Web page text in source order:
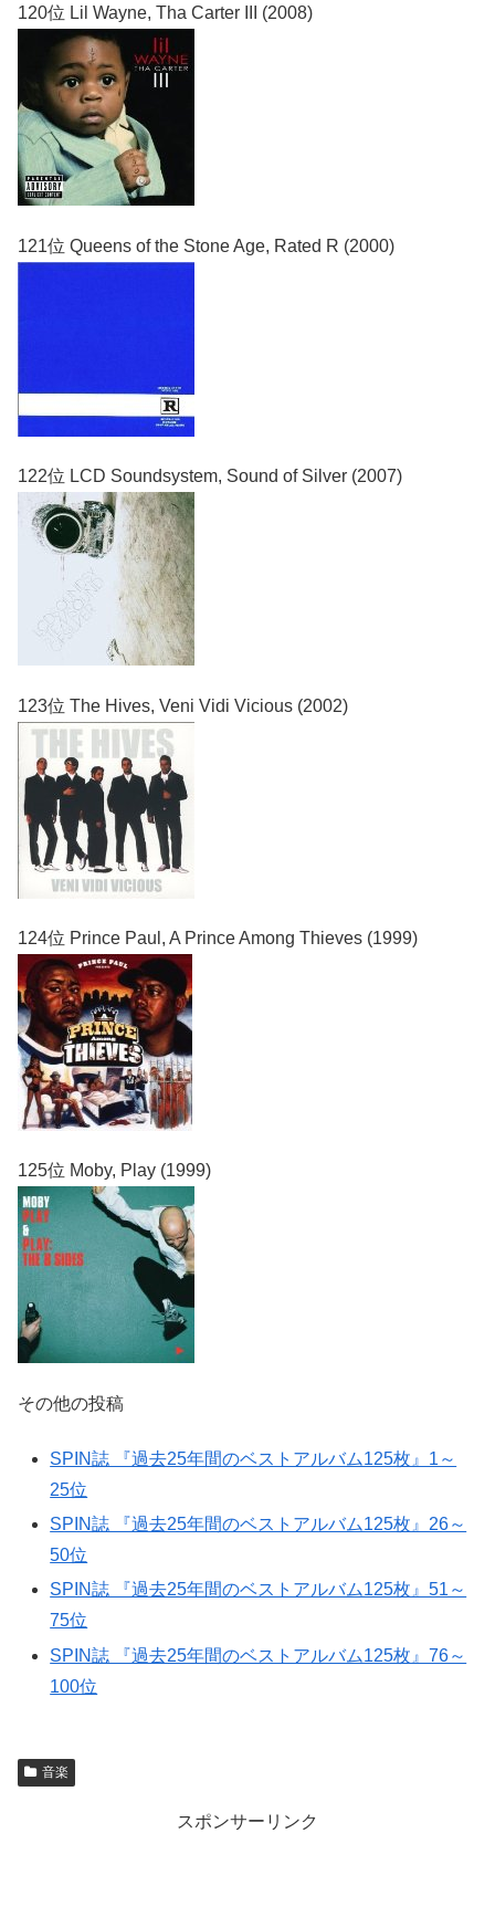
120位 Lil Wayne, Tha Carter III (2008)
121位 Queens of the Stone Age, Rated R (2000)
122位 LCD Soundsystem, Sound of Silver (2007)
123位 The Hives, Veni Vidi Vicious (2002)
124位 Prince Paul, A Prince Among Thieves (1999)
125位 Moby, Play (1999)
その他の投稿
SPIN誌 『過去25年間のベストアルバム125枚』1～
25位
SPIN誌 『過去25年間のベストアルバム125枚』26～
50位
SPIN誌 『過去25年間のベストアルバム125枚』51～
75位
SPIN誌 『過去25年間のベストアルバム125枚』76～
100位
音楽
スポンサーリンク